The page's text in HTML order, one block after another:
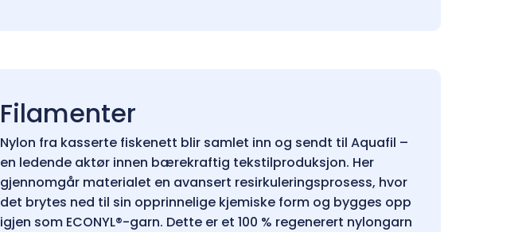
Filamenter
Nylon fra kasserte fiskenett blir samlet inn og sendt til Aquafil –
en ledende aktør innen bærekraftig tekstilproduksjon. Her
gjennomgår materialet en avansert resirkuleringsprosess, hvor
det brytes ned til sin opprinnelige kjemiske form og bygges opp
igjen som ECONYL®-garn. Dette er et 100 % regenerert nylongarn